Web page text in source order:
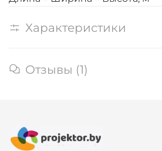
Характеристики
Отзывы (1)